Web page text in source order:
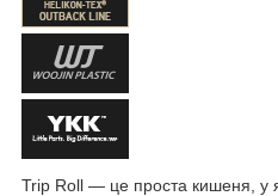
Trip Roll — це проста кишеня, у